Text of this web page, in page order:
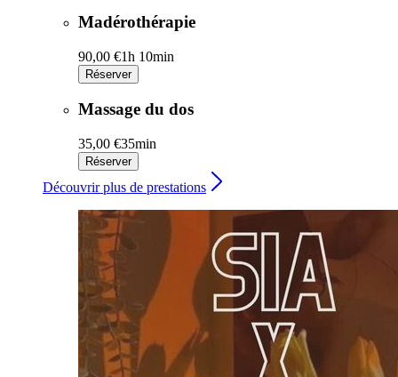
Madérothérapie
90,00 €1h 10min
Réserver
Massage du dos
35,00 €35min
Réserver
Découvrir plus de prestations